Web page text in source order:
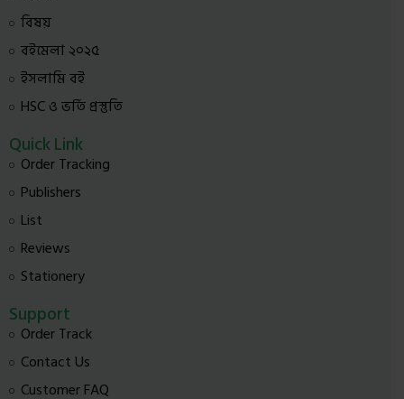
বিষয়
বইমেলা ২০২৫
ইসলামি বই
HSC ও ভর্তি প্রস্তুতি
Quick Link
Order Tracking
Publishers
List
Reviews
Stationery
Support
Order Track
Contact Us
Customer FAQ